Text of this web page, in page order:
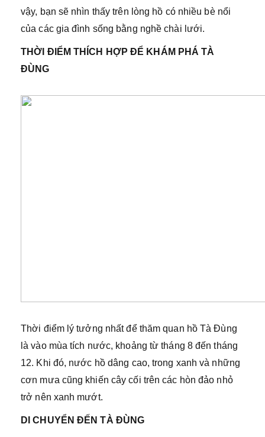
vậy, bạn sẽ nhìn thấy trên lòng hồ có nhiều bè nổi
của các gia đình sống bằng nghề chài lưới.
THỜI ĐIỂM THÍCH HỢP ĐỂ KHÁM PHÁ TÀ
ĐÙNG
Thời điểm lý tưởng nhất để thăm quan hồ Tà Đùng
là vào mùa tích nước, khoảng từ tháng 8 đến tháng
12. Khi đó, nước hồ dâng cao, trong xanh và những
cơn mưa cũng khiến cây cối trên các hòn đảo nhỏ
trở nên xanh mướt.
DI CHUYỂN ĐẾN TÀ ĐÙNG